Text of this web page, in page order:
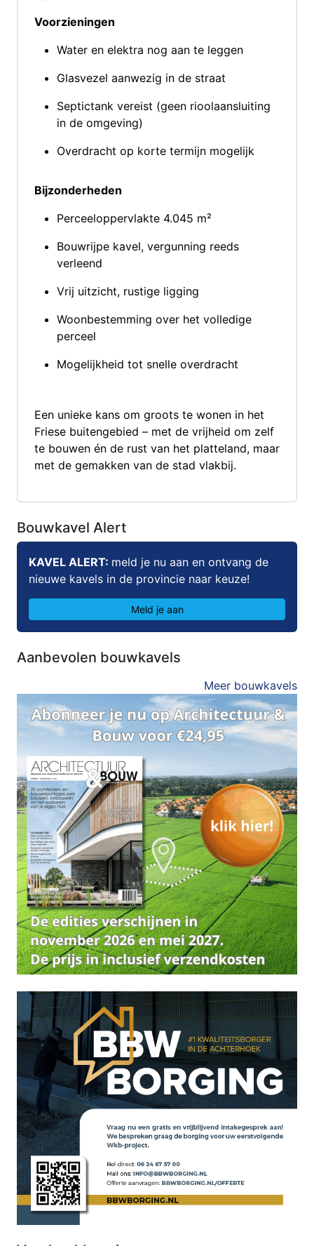
Voorzieningen
Water en elektra nog aan te leggen
Glasvezel aanwezig in de straat
Septictank vereist (geen rioolaansluiting
in de omgeving)
Overdracht op korte termijn mogelijk
Bijzonderheden
Perceeloppervlakte 4.045 m²
Bouwrijpe kavel, vergunning reeds
verleend
Vrij uitzicht, rustige ligging
Woonbestemming over het volledige
perceel
Mogelijkheid tot snelle overdracht
Een unieke kans om groots te wonen in het
Friese buitengebied – met de vrijheid om zelf
te bouwen én de rust van het platteland, maar
met de gemakken van de stad vlakbij.
Bouwkavel Alert
KAVEL ALERT: meld je nu aan en ontvang de
nieuwe kavels in de provincie naar keuze!
Meld je aan
Aanbevolen bouwkavels
Meer bouwkavels